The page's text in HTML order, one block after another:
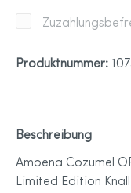
Produktnummer:
Beschreibung
Amoena Cozumel
Limited Edition